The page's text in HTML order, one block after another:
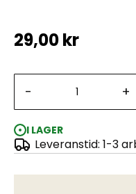
29,00 kr
- +
I LAGER
Leveranstid: 1-3
Brush